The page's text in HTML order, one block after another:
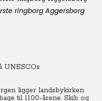
ringborg Aggersborg
UNESCOs
ligger landsbykirken
til 1100-årene. Skib og